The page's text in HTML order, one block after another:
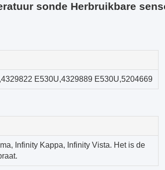
sonde Herbruikbare
,4329822 E530U,4329889 E530U,5204669
Infinity Kappa, Infinity Vista. Het is de